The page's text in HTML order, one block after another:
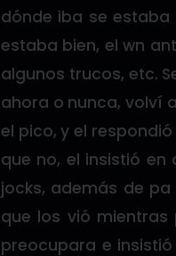
dónde iba se
estaba bien, el wn
algunos trucos, etc.
ahora o nunca, volví
el pico, y el
que no, el insistió
jocks, además de
que los vió
preocupara e